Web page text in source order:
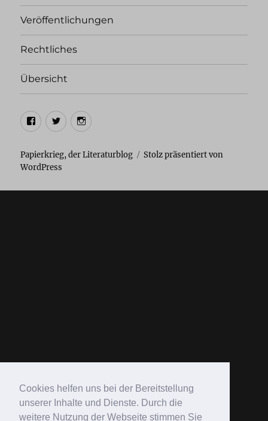
Cookies helfen uns bei der Bereitstellung
unserer Inhalte und Dienste. Durch die
weitere Nutzung der Webseite stimmen Sie
Veröffentlichungen
Rechtliches
Übersicht
Facebook
TwitterInstagram
Papierkrieg, der Literaturblog
Stolz präsentiert von
WordPress